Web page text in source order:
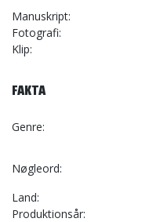
Manuskript
Fotografi
Klip
FAKTA
Genre
Nøgleord
Land
Produktionsår